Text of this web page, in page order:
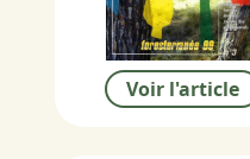
Voir l'article